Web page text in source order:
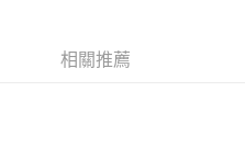
相關推薦